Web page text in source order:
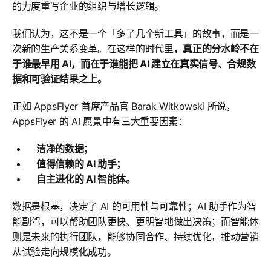
的力度重写企业的组织与增长逻辑。
我们认为，这不是一个「多了几个新工具」的故事，而是一
次新的生产关系变革。在这样的时代里， 真正的分水岭不在
于谁最早用 AI，而在于谁能把 AI 建立在真实信号、合规数
据和可验证结果之上。
正如 AppsFlyer 首席产品官 Barak Witkowski 所说，
AppsFlyer 的 AI 愿景中有三大重要因素：
洁净的数据；
值得信赖的 AI 助手；
自主进化的 AI 智能体。
数据是根基，决定了 AI 的可用性与可靠性；AI 助手作为智
能副驾，可以帮助团队更快、更明智地做出决策；而智能体
则是未来的执行团队，能够协同合作、持续优化，推动营销
从试验走向规模化成功。